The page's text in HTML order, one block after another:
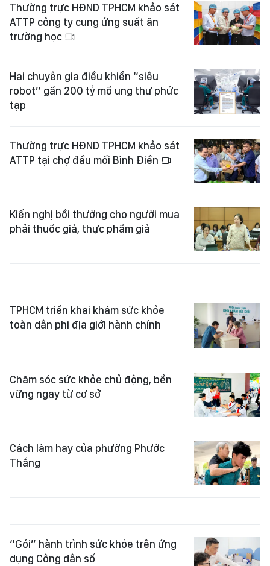
Thường trực HĐND TPHCM khảo sát
ATTP công ty cung ứng suất ăn
trường học
Hai chuyên gia điều khiển “siêu
robot” gần 200 tỷ mổ ung thư phức
tạp
Thường trực HĐND TPHCM khảo sát
ATTP tại chợ đầu mối Bình Điền
Kiến nghị bồi thường cho người mua
phải thuốc giả, thực phẩm giả
TPHCM triển khai khám sức khỏe
toàn dân phi địa giới hành chính
Chăm sóc sức khỏe chủ động, bền
vững ngay từ cơ sở
Cách làm hay của phường Phước
Thắng
“Gói” hành trình sức khỏe trên ứng
dụng Công dân số